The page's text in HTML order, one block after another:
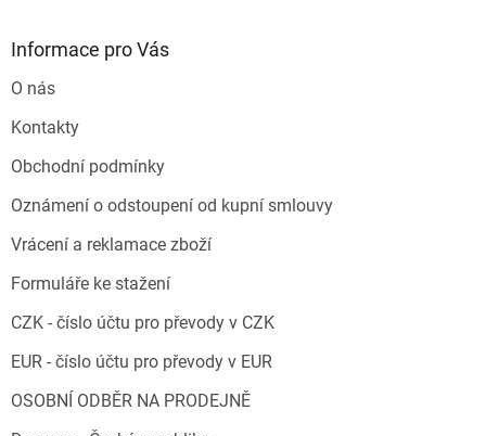
Informace pro Vás
O nás
Kontakty
Obchodní podmínky
Oznámení o odstoupení od kupní smlouvy
Vrácení a reklamace zboží
Formuláře ke stažení
CZK - číslo účtu pro převody v CZK
EUR - číslo účtu pro převody v EUR
OSOBNÍ ODBĚR NA PRODEJNĚ